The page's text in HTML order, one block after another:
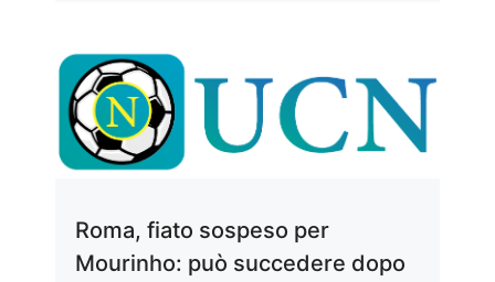
Roma, fiato sospeso per
Mourinho: può succedere dopo